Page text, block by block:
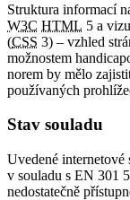
Struktura informací
W3C HTML 5 a
(CSS 3) – vzhled
možnostem
norem by mělo
používaných
Stav souladu
Uvedené internetové
v souladu s EN 301
nedostatečně